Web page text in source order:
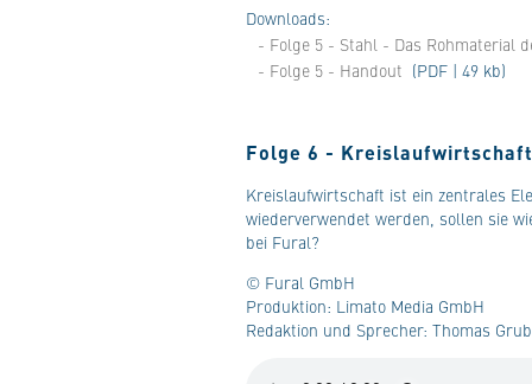
Downloads:
- Folge 5 - Stahl - Das Rohmaterial
- Folge 5 - Handout (PDF | 49 kb)
Folge 6 -
Kreislaufwirtschaft ist ein zentrales
wiederverwendet werden, sollen sie
bei Fural?
© Fural GmbH
Produktion: Limato Media GmbH
Redaktion und Sprecher: Thomas